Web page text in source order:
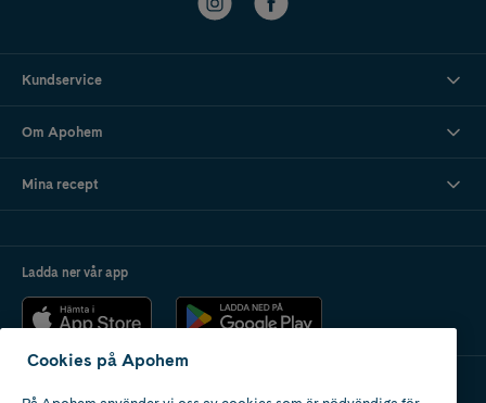
Kundservice
Om Apohem
Mina recept
Ladda ner vår app
Cookies på Apohem